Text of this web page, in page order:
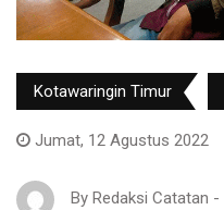
Kotawaringin Timur
Jumat, 12 Agustus 2022
By Redaksi Catatan -